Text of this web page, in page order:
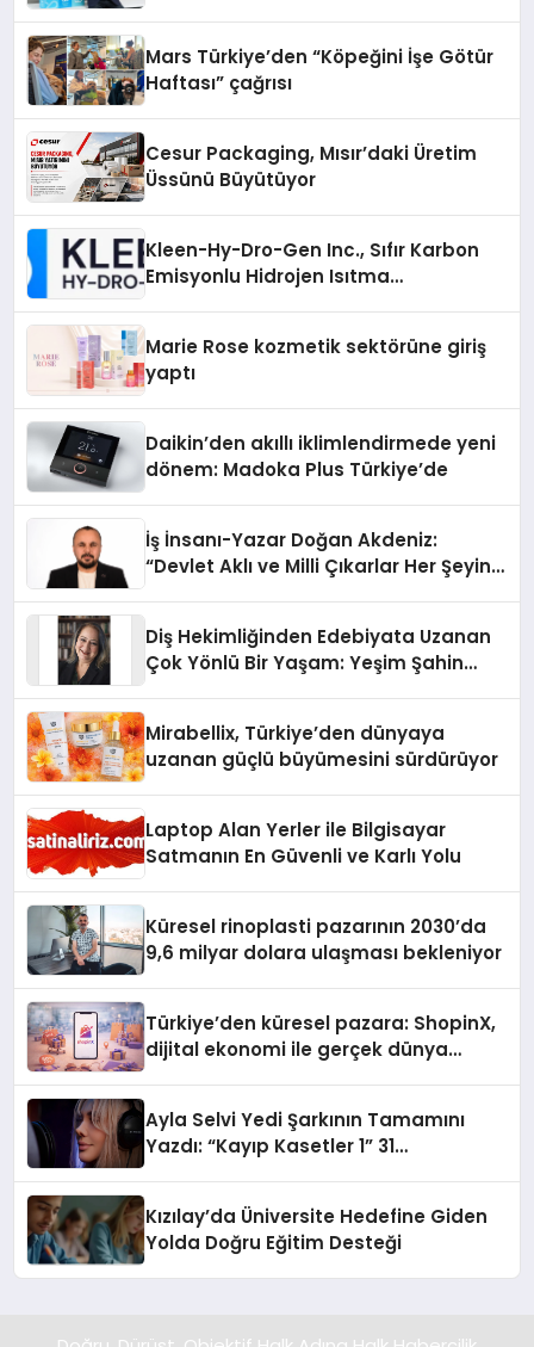
Mars Türkiye’den “Köpeğini İşe Götür
Haftası” çağrısı
Cesur Packaging, Mısır’daki Üretim
Üssünü Büyütüyor
Kleen-Hy-Dro-Gen Inc., Sıfır Karbon
Emisyonlu Hidrojen Isıtma
Marie Rose kozmetik sektörüne giriş
yaptı
Daikin’den akıllı iklimlendirmede yeni
dönem: Madoka Plus Türkiye’de
İş İnsanı-Yazar Doğan Akdeniz:
“Devlet Aklı ve Milli Çıkarlar Her Şeyin
Diş Hekimliğinden Edebiyata Uzanan
Çok Yönlü Bir Yaşam: Yeşim Şahin
Mirabellix, Türkiye’den dünyaya
uzanan güçlü büyümesini sürdürüyor
Laptop Alan Yerler ile Bilgisayar
Satmanın En Güvenli ve Karlı Yolu
Küresel rinoplasti pazarının 2030’da
9,6 milyar dolara ulaşması bekleniyor
Türkiye’den küresel pazara: ShopinX,
dijital ekonomi ile gerçek dünya
Ayla Selvi Yedi Şarkının Tamamını
Yazdı: “Kayıp Kasetler 1” 31
Kızılay’da Üniversite Hedefine Giden
Yolda Doğru Eğitim Desteği